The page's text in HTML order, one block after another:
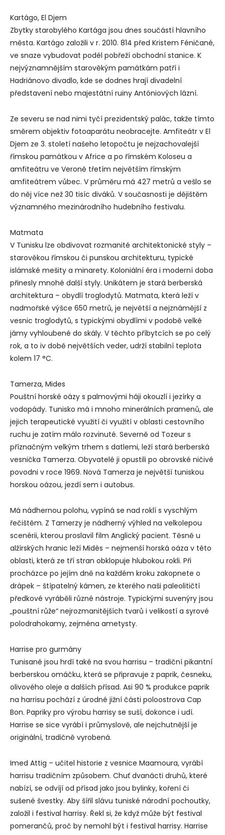
Kartágo, El Djem
Zbytky starobylého Kartága jsou dnes součástí hlavního
města. Kartágo založili v r. 2010. 814 před Kristem Féničané,
ve snaze vybudovat podél pobřeží obchodní stanice. K
nejvýznamnějším starověkým památkám patří i
Hadriánovo divadlo, kde se dodnes hrají divadelní
představení nebo majestátní ruiny Antóniových lázní.
Ze severu se nad nimi tyčí prezidentský palác, takže tímto
směrem objektiv fotoaparátu neobracejte. Amfiteátr v El
Djem ze 3. století našeho letopočtu je nejzachovalejší
římskou památkou v Africe a po římském Koloseu a
amfiteátru ve Veroně třetím největším římským
amfiteátrem vůbec. V průměru má 427 metrů a vešlo se
do něj více než 30 tisíc diváků. V současnosti je dějištěm
významného mezinárodního hudebního festivalu.
Matmata
V Tunisku lze obdivovat rozmanité architektonické styly –
starověkou římskou či punskou architekturu, typické
islámské mešity a minarety. Koloniální éra i moderní doba
přinesly mnohé další styly. Unikátem je stará berberská
architektura – obydlí troglodytů. Matmata, která leží v
nadmořské výšce 650 metrů, je největší a nejznámější z
vesnic troglodytů, s typickými obydlími v podobě velké
jámy vyhloubené do skály. V těchto příbytcích se po celý
rok, a to iv době největších veder, udrží stabilní teplota
kolem 17 °C.
Tamerza, Mides
Pouštní horské oázy s palmovými háji okouzlí i jezírky a
vodopády. Tunisko má i mnoho minerálních pramenů, ale
jejich terapeutické využití či využití v oblasti cestovního
ruchu je zatím málo rozvinuté. Severně od Tozeur s
příznačným velkým trhem s datlemi, leží stará berberská
vesnička Tamerza. Obyvatelé ji opustili po obrovské ničivé
povodni v roce 1969. Nová Tamerza je největší tuniskou
horskou oázou, jezdí sem i autobus.
Má nádhernou polohu, vypíná se nad roklí s vyschlým
řečištěm. Z Tamerzy je nádherný výhled na velkolepou
scenérii, kterou proslavil film Anglický pacient. Těsně u
alžírských hranic leží Midès – nejmenší horská oáza v této
oblasti, která ze tří stran obklopuje hlubokou rokli. Při
procházce po jejím dně na každém kroku zakopnete o
drápek – štípatelný kámen, ze kterého naši paleolitičtí
předkové vyráběli různé nástroje. Typickými suvenýry jsou
„pouštní růže“ nejrozmanitějších tvarů i velikostí a syrové
polodrahokamy, zejména ametysty.
Harrise pro gurmány
Tunisané jsou hrdí také na svou harrisu – tradiční pikantní
berberskou omáčku, která se připravuje z paprik, česneku,
olivového oleje a dalších přísad. Asi 90 % produkce paprik
na harrisu pochází z úrodné jižní části poloostrova Cap
Bon. Papriky pro výrobu harrisy se suší, dokonce i udí.
Harrise se sice vyrábí i průmyslově, ale nejchutnější je
originální, tradičně vyrobená.
Imed Attig – učitel historie z vesnice Maamoura, vyrábí
harrisu tradičním způsobem. Chuť dvanácti druhů, které
nabízí, se odvíjí od přísad jako jsou bylinky, koření či
sušené švestky. Aby šířil slávu tuniské národní pochoutky,
založil i festival harrisy. Řekl si, že když může být festival
pomerančů, proč by nemohl být i festival harrisy. Harrise